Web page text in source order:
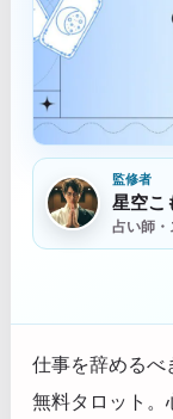
監修者
星空こ
占い師
仕事を辞める
無料タロット。